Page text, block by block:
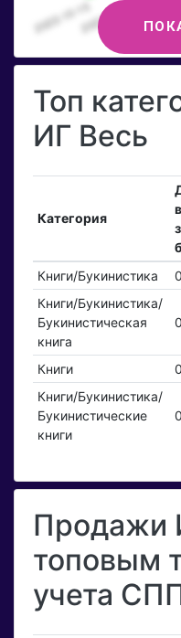
Топ
ИГ Весь
Категория
Книги/Букинистика
Книги/Букинистика/
Букинистическая
книга
Книги
Книги/Букинистика/
Букинистические
книги
Продажи
топовым
учета